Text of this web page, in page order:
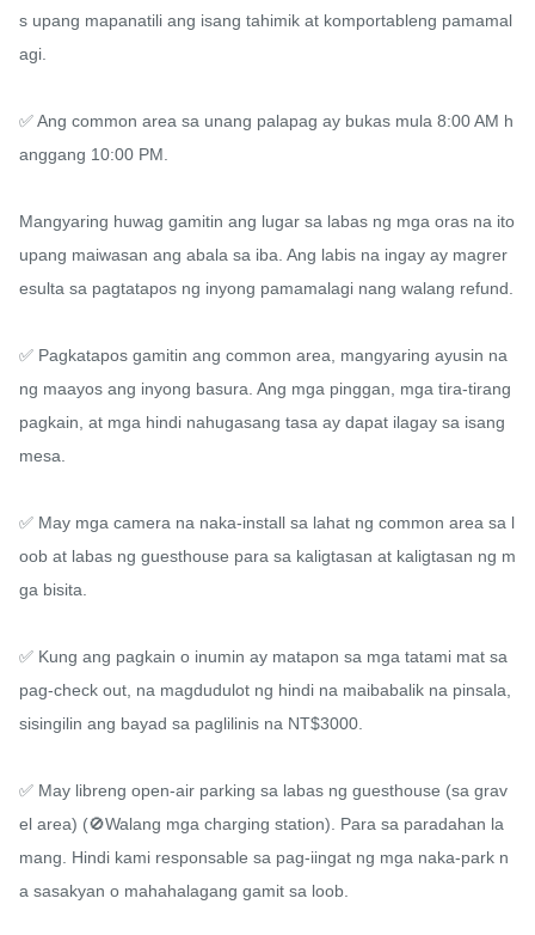
s upang mapanatili ang isang tahimik at komportableng pamamal
agi.
✅ Ang common area sa unang palapag ay bukas mula 8:00 AM h
anggang 10:00 PM.
Mangyaring huwag gamitin ang lugar sa labas ng mga oras na ito
upang maiwasan ang abala sa iba. Ang labis na ingay ay magrer
esulta sa pagtatapos ng inyong pamamalagi nang walang refund.
✅ Pagkatapos gamitin ang common area, mangyaring ayusin na
ng maayos ang inyong basura. Ang mga pinggan, mga tira-tirang
pagkain, at mga hindi nahugasang tasa ay dapat ilagay sa isang
mesa.
✅ May mga camera na naka-install sa lahat ng common area sa l
oob at labas ng guesthouse para sa kaligtasan at kaligtasan ng m
ga bisita.
✅ Kung ang pagkain o inumin ay matapon sa mga tatami mat sa
pag-check out, na magdudulot ng hindi na maibabalik na pinsala,
sisingilin ang bayad sa paglilinis na NT$3000.
✅ May libreng open-air parking sa labas ng guesthouse (sa grav
el area) (🚫Walang mga charging station). Para sa paradahan la
mang. Hindi kami responsable sa pag-iingat ng mga naka-park n
a sasakyan o mahahalagang gamit sa loob.